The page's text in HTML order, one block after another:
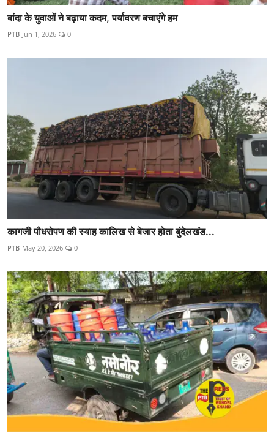
बांदा के युवाओं ने बढ़ाया कदम, पर्यावरण बचाएंगे हम
PTB Jun 1, 2026 0
कागजी पौधरोपण की स्याह कालिख से बेजार होता बुंदेलखंड...
PTB May 20, 2026 0